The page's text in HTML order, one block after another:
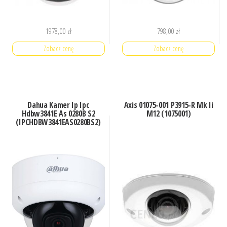
1978,00 zł
Zobacz cenę
798,00 zł
Zobacz cenę
Dahua Kamer Ip Ipc
Hdbw3841E As 0280B S2
(IPCHDBW3841EAS0280BS2)
Axis 01075-001 P3915-R Mk Ii
M12 (1075001)